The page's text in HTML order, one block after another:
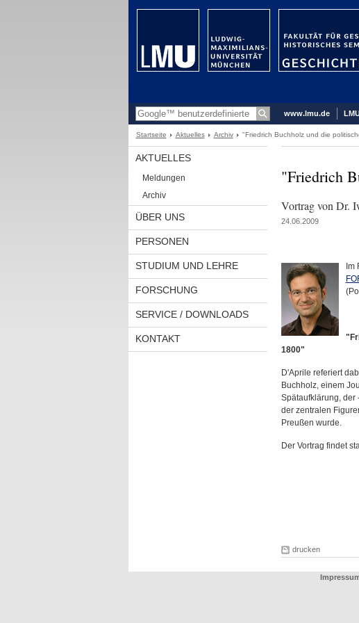
www.lmu.de
Startseite Aktuelles Archiv "Friedrich Buchholz und die
AKTUELLES
Meldungen
Archiv
ÜBER UNS
PERSONEN
STUDIUM UND LEHRE
FORSCHUNG
SERVICE / DOWNLOADS
KONTAKT
"Friedrich
Vortrag von Dr.
24.06.2009
Im
1800"
D'Aprile referiert
Buchholz, einem
Spätaufklärung, der
der zentralen
Preußen wurde.
Der Vortrag findet
drucken